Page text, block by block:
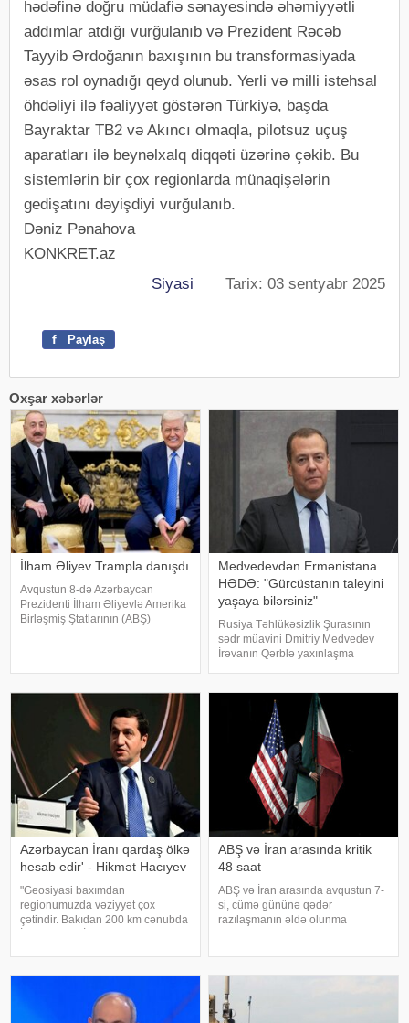
hədəfinə doğru müdafiə sənayesində əhəmiyyətli
addımlar atdığı vurğulanıb və Prezident Rəcəb
Tayyib Ərdoğanın baxışının bu transformasiyada
əsas rol oynadığı qeyd olunub. Yerli və milli istehsal
öhdəliyi ilə fəaliyyət göstərən Türkiyə, başda
Bayraktar TB2 və Akıncı olmaqla, pilotsuz uçuş
aparatları ilə beynəlxalq diqqəti üzərinə çəkib. Bu
sistemlərin bir çox regionlarda münaqişələrin
gedişatını dəyişdiyi vurğulanıb.
Dəniz Pənahova
KONKRET.az
Siyasi Tarix: 03 sentyabr 2025
f Paylaş
Oxşar xəbərlər
İlham Əliyev Trampla danışdı
Avqustun 8-də Azərbaycan
Prezidenti İlham Əliyevlə Amerika
Birləşmiş Ştatlarının (ABŞ)
Prezidentinin Mətbuat Xidməti
Medvedevdən Ermənistana
HƏDƏ: "Gürcüstanın taleyini
yaşaya bilərsiniz"
Rusiya Təhlükəsizlik Şurasının
sədr müavini Dmitriy Medvedev
İrəvanın Qərblə yaxınlaşma
təhlükələrin gözlədiyini bildirib.
xəbər verir ki, o, Ermənistanın
Gürcüstanın taleyin
Azərbaycan İranı qardaş ölkə
hesab edir' - Hikmət Hacıyev
"Geosiyasi baxımdan
regionumuzda vəziyyət çox
çətindir. Bakıdan 200 km cənubda
davam edir". APA-ya istinadən
ABŞ və İran arasında kritik
48 saat
ABŞ və İran arasında avqustun 7-
si, cümə gününə qədər
razılaşmanın əldə olunma
Mənbənin bildirdiyinə görə,
ehtimal olunan müvəqqət